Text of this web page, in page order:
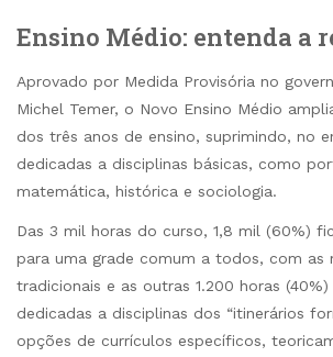
Ensino Médio: entenda a
Aprovado por Medida Provisória no
Michel Temer, o Novo Ensino Médio
dos três anos de ensino, suprimindo, no
dedicadas a disciplinas básicas, como
matemática, histórica e sociologia.
Das 3 mil horas do curso, 1,8 mil (60%)
para uma grade comum a todos, com as
tradicionais e as outras 1.200 horas
dedicadas a disciplinas dos “itinerários
opções de currículos específicos,